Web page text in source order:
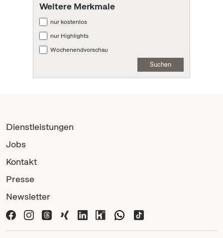
Weitere Merkmale
nur kostenlos
nur Highlights
Wochenendvorschau
Suchen
Dienstleistungen
Jobs
Kontakt
Presse
Newsletter